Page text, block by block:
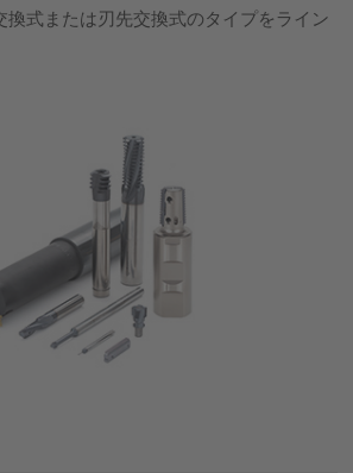
換式または刃先交換式のタイプをライン